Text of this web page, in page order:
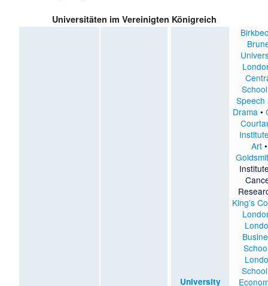
Universitäten im Vereinigten Königreich
University
Speech
Drama •
Art•
King’s